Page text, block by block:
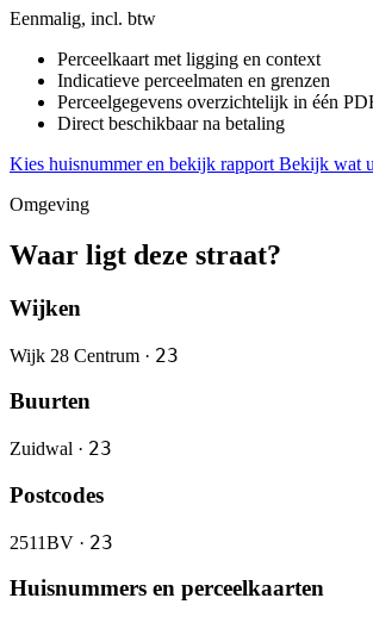
Eenmalig, incl. btw
Perceelkaart met ligging en context
Indicatieve perceelmaten en grenzen
Perceelgegevens overzichtelijk in één
Direct beschikbaar na betaling
Kies huisnummer en bekijk rapport Bekijk wat
Omgeving
Waar ligt deze straat?
Wijken
Wijk 28 Centrum · 23
Buurten
Zuidwal · 23
Postcodes
2511BV · 23
Huisnummers en perceelkaarten